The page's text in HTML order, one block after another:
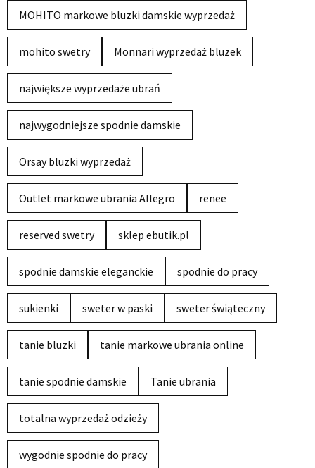
MOHITO markowe bluzki damskie wyprzedaż
mohito swetry Monnari wyprzedaż bluzek
największe wyprzedaże ubrań
najwygodniejsze spodnie damskie
Orsay bluzki wyprzedaż
Outlet markowe ubrania Allegro renee
reserved swetry sklep ebutik.pl
spodnie damskie eleganckie spodnie do pracy
sukienki sweter w paski sweter świąteczny
tanie bluzki tanie markowe ubrania online
tanie spodnie damskie Tanie ubrania
totalna wyprzedaż odzieży
wygodnie spodnie do pracy